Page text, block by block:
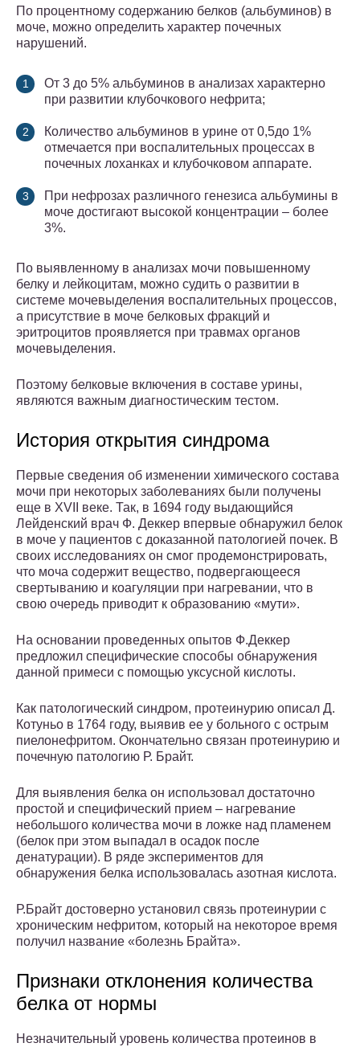
По процентному содержанию белков (альбуминов) в
моче, можно определить характер почечных
нарушений.
От 3 до 5% альбуминов в анализах характерно
при развитии клубочкового нефрита;
Количество альбуминов в урине от 0,5до 1%
отмечается при воспалительных процессах в
почечных лоханках и клубочковом аппарате.
При нефрозах различного генезиса альбумины в
моче достигают высокой концентрации – более
3%.
По выявленному в анализах мочи повышенному
белку и лейкоцитам, можно судить о развитии в
системе мочевыделения воспалительных процессов,
а присутствие в моче белковых фракций и
эритроцитов проявляется при травмах органов
мочевыделения.
Поэтому белковые включения в составе урины,
являются важным диагностическим тестом.
История открытия синдрома
Первые сведения об изменении химического состава
мочи при некоторых заболеваниях были получены
еще в XVII веке. Так, в 1694 году выдающийся
Лейденский врач Ф. Деккер впервые обнаружил белок
в моче у пациентов с доказанной патологией почек. В
своих исследованиях он смог продемонстрировать,
что моча содержит вещество, подвергающееся
свертыванию и коагуляции при нагревании, что в
свою очередь приводит к образованию «мути».
На основании проведенных опытов Ф.Деккер
предложил специфические способы обнаружения
данной примеси с помощью уксусной кислоты.
Как патологический синдром, протеинурию описал Д.
Котуньо в 1764 году, выявив ее у больного с острым
пиелонефритом. Окончательно связан протеинурию и
почечную патологию Р. Брайт.
Для выявления белка он использовал достаточно
простой и специфический прием – нагревание
небольшого количества мочи в ложке над пламенем
(белок при этом выпадал в осадок после
денатурации). В ряде экспериментов для
обнаружения белка использовалась азотная кислота.
Р.Брайт достоверно установил связь протеинурии с
хроническим нефритом, который на некоторое время
получил название «болезнь Брайта».
Признаки отклонения количества
белка от нормы
Незначительный уровень количества протеинов в